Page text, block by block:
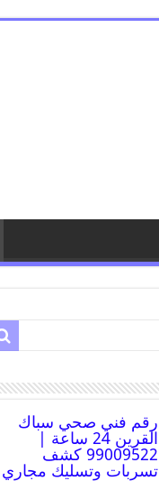
رقم فني صحي سباك
القرين 24 ساعة |
99009522 كشف
تسربات وتسليك مجاري